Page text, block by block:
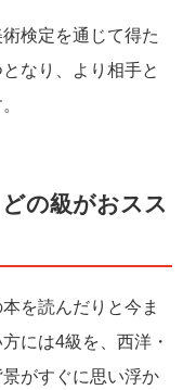
検定を通じて得た
なり、より相手と
の級がおスス
を読んだりと今ま
には4級を、西洋・
がすぐに思い浮か